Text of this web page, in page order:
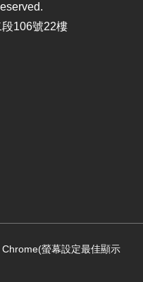
106號22樓
螢幕設定最佳顯示